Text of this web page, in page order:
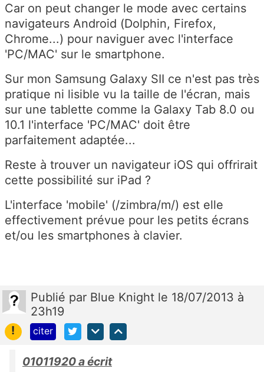
Car on peut changer le mode avec certains
navigateurs Android (Dolphin, Firefox,
Chrome...) pour naviguer avec l'interface
'PC/MAC' sur le smartphone.
Sur mon Samsung Galaxy SII ce n'est pas très
pratique ni lisible vu la taille de l'écran, mais
sur une tablette comme la Galaxy Tab 8.0 ou
10.1 l'interface 'PC/MAC' doit être
parfaitement adaptée...
Reste à trouver un navigateur iOS qui offrirait
cette possibilité sur iPad ?
L'interface 'mobile' (/zimbra/m/) est elle
effectivement prévue pour les petits écrans
et/ou les smartphones à clavier.
Publié par Blue Knight le 18/07/2013 à
23h19
!
citer
01011920 a écrit